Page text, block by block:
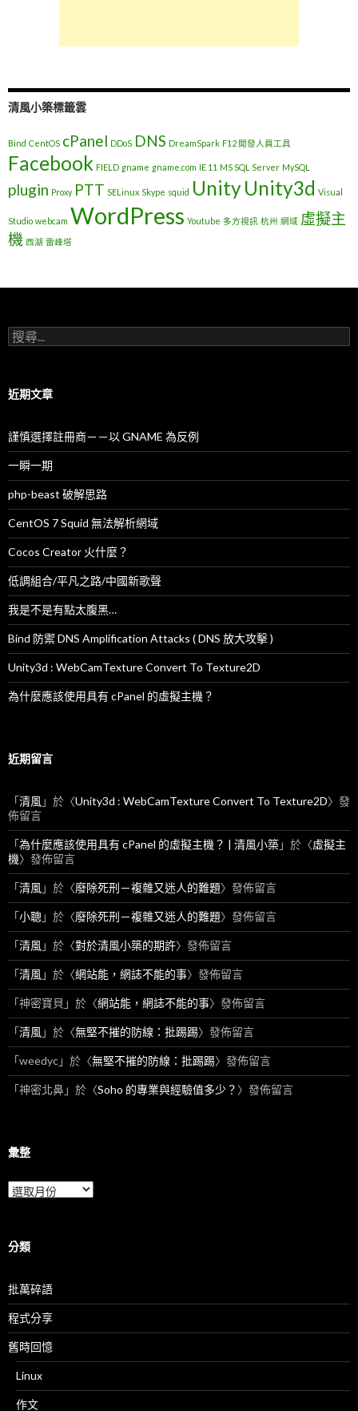
清風小築標籤雲
Bind CentOS cPanel DDoS DNS DreamSpark F12 開發人員工具
Facebook FIELD gname gname.com IE 11 MS SQL Server MySQL
plugin Proxy PTT SELinux Skype squid UnityUnity3d Visual
Studio webcam WordPress Youtube 多方視訊 杭州 網域 虛擬主
機 西湖 雷峰塔
搜
尋
字
近期文章
謹慎選擇註冊商－－以 GNAME 為反例
一瞬一期
php-beast 破解思路
CentOS 7 Squid 無法解析網域
Cocos Creator 火什麼？
低調組合/平凡之路/中國新歌聲
我是不是有點太腹黑…
Bind 防禦 DNS Amplification Attacks ( DNS 放大攻擊 )
Unity3d : WebCamTexture Convert To Texture2D
為什麼應該使用具有 cPanel 的虛擬主機？
近期留言
「清風」於〈Unity3d : WebCamTexture Convert To Texture2D〉發
佈留言
「為什麼應該使用具有 cPanel 的虛擬主機？ | 清風小築」於〈虛擬主
機〉發佈留言
「清風」於〈廢除死刑－複雜又迷人的難題〉發佈留言
「小聰 」於〈廢除死刑－複雜又迷人的難題〉發佈留言
「清風」於〈對於清風小築的期許〉發佈留言
「清風」於〈網站能，網誌不能的事〉發佈留言
「神密寶貝 」於〈網站能，網誌不能的事〉發佈留言
「清風」於〈無堅不摧的防線：批踢踢〉發佈留言
「weedyc」於〈無堅不摧的防線：批踢踢〉發佈留言
「神密北鼻」於〈Soho 的專業與經驗值多少？ 〉發佈留言
彙整
彙
整
分類
批萬碎語
程式分享
舊時回憶
Linux
作文